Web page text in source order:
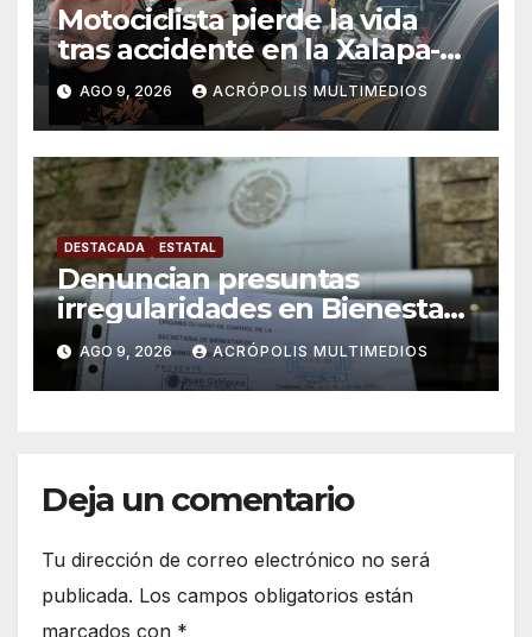
Motociclista pierde la vida
tras accidente en la Xalapa-
Veracruz
AGO 9, 2026 ACRÓPOLIS MULTIMEDIOS
DESTACADA ESTATAL
Denuncian presuntas
irregularidades en Bienestar
de Coatepec
AGO 9, 2026 ACRÓPOLIS MULTIMEDIOS
Deja un comentario
Tu dirección de correo electrónico no será
publicada. Los campos obligatorios están
marcados con *